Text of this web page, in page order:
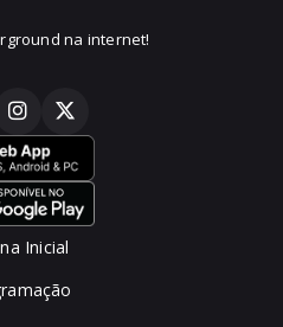
na internet!
Inicial